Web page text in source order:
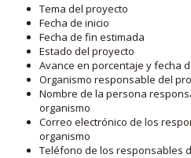
Tema del proyecto
Fecha de inicio
Fecha de fin estimada
Estado del proyecto
Avance en porcentaje y fecha
Organismo responsable del
Nombre de la persona
organismo
Correo electrónico de los
organismo
Teléfono de los responsables